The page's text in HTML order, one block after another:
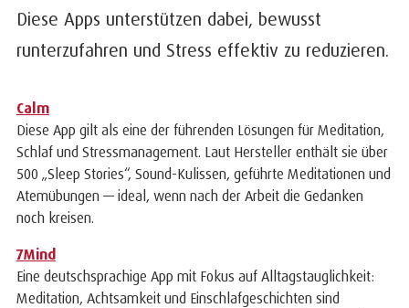
Diese Apps unterstützen dabei, bewusst
runterzufahren und Stress effektiv zu reduzieren.
Calm
Diese App gilt als eine der führenden Lösungen für Meditation,
Schlaf und Stressmanagement. Laut Hersteller enthält sie über
500 „Sleep Stories“, Sound-Kulissen, geführte Meditationen und
Atemübungen — ideal, wenn nach der Arbeit die Gedanken
noch kreisen.
7Mind
Eine deutschsprachige App mit Fokus auf Alltagstauglichkeit:
Meditation, Achtsamkeit und Einschlafgeschichten sind